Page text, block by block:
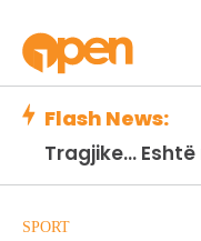
Flash News:
SPORT